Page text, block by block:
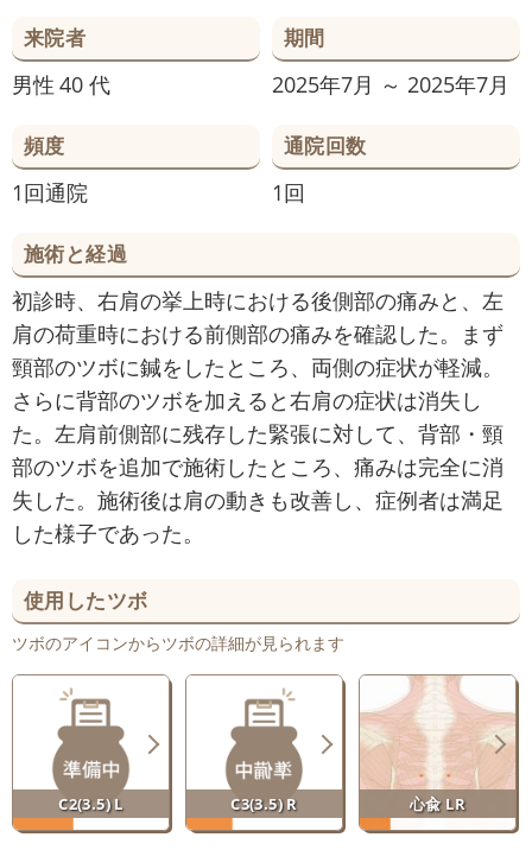
来院者
男性 40 代
期間
2025年7月 ～ 2025年7月
頻度
1回通院
通院回数
1回
施術と経過
初診時、右肩の挙上時における後側部の痛みと、左
肩の荷重時における前側部の痛みを確認した。まず
頸部のツボに鍼をしたところ、両側の症状が軽減。
さらに背部のツボを加えると右肩の症状は消失し
た。左肩前側部に残存した緊張に対して、背部・頸
部のツボを追加で施術したところ、痛みは完全に消
失した。施術後は肩の動きも改善し、症例者は満足
した様子であった。
使用したツボ
ツボのアイコンからツボの詳細が見られます
C2(3.5) L C3(3.5) R 心兪 LR